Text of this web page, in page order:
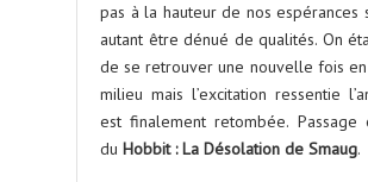
pas à la hauteur de nos espérances
autant être dénué de qualités. On
de se retrouver une nouvelle fois
milieu mais l’excitation ressentie
est finalement retombée. Passage
du Hobbit : La Désolation de Smaug.